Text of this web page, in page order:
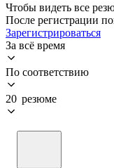
Чтобы видеть все
После регистрации
Зарегистрироваться
За всё время
По соответствию
20 резюме